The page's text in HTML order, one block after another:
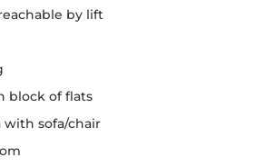
by lift
block of flats
with sofa/chair